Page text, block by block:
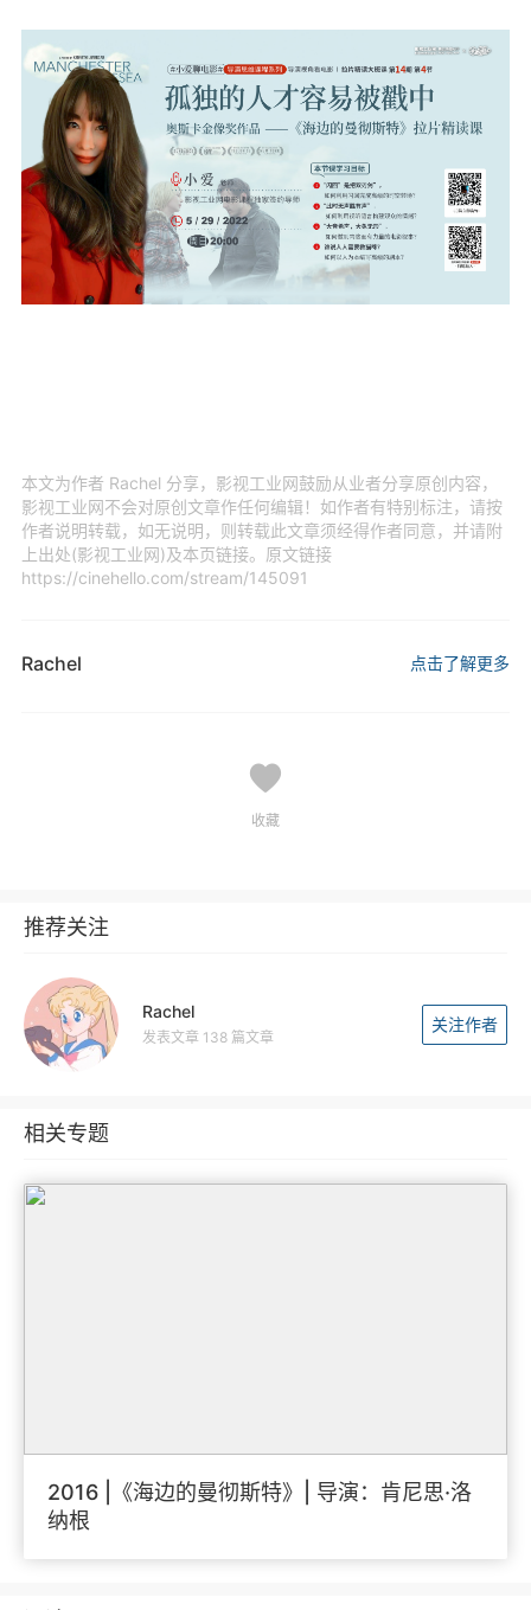
本文为作者 Rachel 分享，影视工业网鼓励从业者分享原创内容，
影视工业网不会对原创文章作任何编辑！如作者有特别标注，请按
作者说明转载，如无说明，则转载此文章须经得作者同意，并请附
上出处(影视工业网)及本页链接。原文链接
https://cinehello.com/stream/145091
Rachel 点击了解更多
收藏
推荐关注
Rachel
发表文章 138 篇文章
关注作者
相关专题
2016 |《海边的曼彻斯特》| 导演：肯尼思·洛
纳根